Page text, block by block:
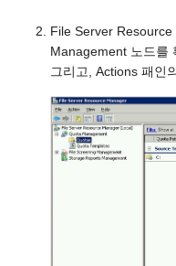
File Server
Management 노드를
그리고, Actions 패인